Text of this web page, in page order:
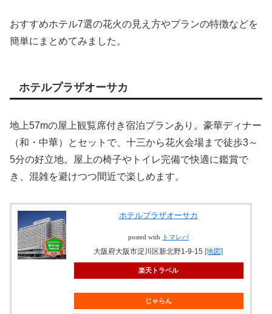
おすすめホテル7選の花火の見え方やプランの特徴などを
簡単にまとめてみました。
ホテルプラザオーサカ
地上57mの屋上観覧席付き宿泊プランあり。豪華ディナー
（和・中華）とセットで、十三から花火会場まで徒歩3～
5分の好立地。屋上の椅子やトイレ完備で快適に鑑賞で
き、混雑を避けつつ間近で楽しめます。
ホテルプラザオーサカ
posted with トマレバ
大阪府大阪市淀川区新北野1-9-15 [地図]
楽天トラベル
じゃらん